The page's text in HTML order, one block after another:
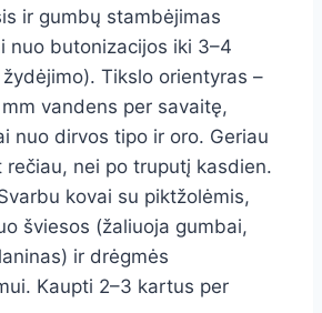
ir gumbų stambėjimas
nuo butonizacijos iki 3–4
Tikslo orientyras –
vandens per savaitę,
nuo dirvos tipo ir oro. Geriau
rečiau, nei po truputį kasdien.
kovai su piktžolėmis,
šviesos (žaliuoja gumbai,
ir drėgmės
Kaupti 2–3 kartus per